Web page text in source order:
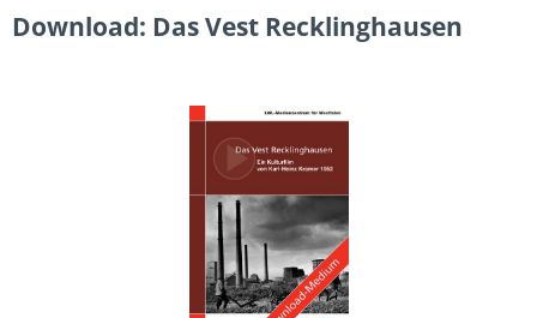
Download: Das Vest Recklinghausen